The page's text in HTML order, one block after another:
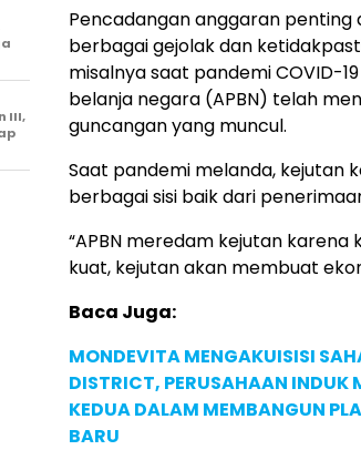
Pencadangan anggaran penting
berbagai gejolak dan
misalnya saat pandemi COVID-
belanja negara (APBN) telah
guncangan yang muncul.
Saat pandemi melanda, kejutan
berbagai sisi baik dari
“APBN meredam kejutan karena
kuat, kejutan akan membuat
Baca Juga:
MONDEVITA MENGAKUISISI
DISTRICT, PERUSAHAAN INDUK
KEDUA DALAM MEMBANGUN
BARU
III,